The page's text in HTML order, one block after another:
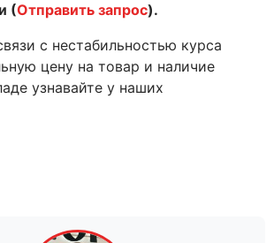
(Отправить запрос).
с нестабильностью курса
цену на товар и наличие
узнавайте у наших